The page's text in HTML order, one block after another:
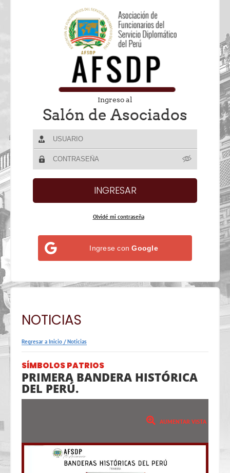
Ingreso al
Salón de Asociados
Olvidé mi contraseña
Ingrese conGoogle
NOTICIAS
Regresar a Inicio /Noticias
SÍMBOLOS PATRIOS
PRIMERA BANDERA HISTÓRICA
DEL PERÚ.